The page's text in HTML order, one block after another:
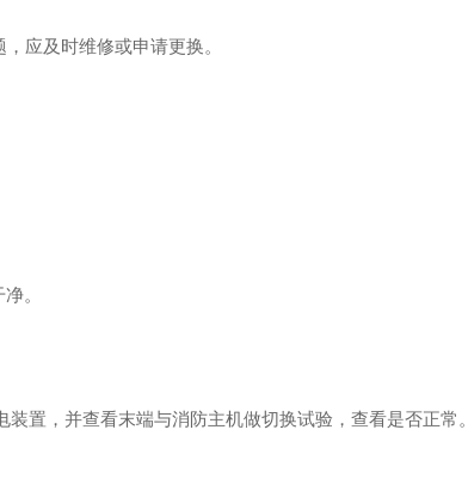
应及时维修或申请更换。
。
置，并查看末端与消防主机做切换试验，查看是否正常。